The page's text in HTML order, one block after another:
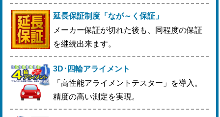
延長保証制度「なが～く保証」
メーカー保証が切れた後も、同程度の保証
を継続出来ます。
3D･四輪アライメント
「高性能アライメントテスター」を導入。
精度の高い測定を実現。